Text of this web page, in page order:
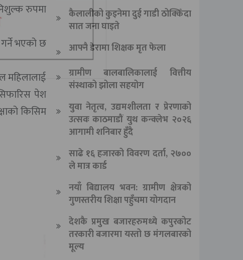
रुपमा
भएको छ
महिलालाई
पेश
किसिम
कैलालीको कुइनेमा दुई गाडी ठोक्किँदा
सात जना घाइते
आफ्नै डेरामा शिक्षक मृत फेला
ग्रामीण बालबालिकालाई वित्तीय
संस्थाको झोला सहयोग
युवा नेतृत्व, उद्यमशीलता र प्रेरणाको
उत्सवः काठमाडौं युथ कन्क्लेभ २०२६
आगामी शनिबार हुँदै
साढे १६ हजारको विवरण दर्ता, २७००
ले मात्र कार्ड
नयाँ बिद्यालय भवन: ग्रामीण क्षेत्रको
गुणस्तरीय शिक्षा पहुँचमा योगदान
देशकै प्रमुख बजारहरुमध्ये कपुरकोट
तरकारी बजारमा यस्तो छ मंगलबारको
मूल्य